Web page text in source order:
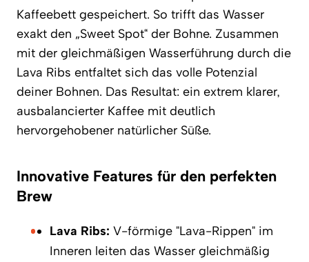
Kaffeebett gespeichert. So trifft das Wasser
exakt den „Sweet Spot“ der Bohne. Zusammen
mit der gleichmäßigen Wasserführung durch die
Lava Ribs entfaltet sich das volle Potenzial
deiner Bohnen. Das Resultat: ein extrem klarer,
ausbalancierter Kaffee mit deutlich
hervorgehobener natürlicher Süße.
Innovative Features für den perfekten
Brew
Lava Ribs: V-förmige "Lava-Rippen" im
Inneren leiten das Wasser gleichmäßig